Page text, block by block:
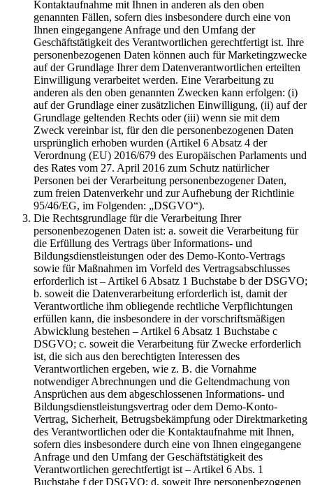
Kontaktaufnahme mit Ihnen in anderen als den oben
genannten Fällen, sofern dies insbesondere durch eine von
Ihnen eingegangene Anfrage und den Umfang der
Geschäftstätigkeit des Verantwortlichen gerechtfertigt ist. Ihre
personenbezogenen Daten können auch für Marketingzwecke
auf der Grundlage Ihrer dem Datenverantwortlichen erteilten
Einwilligung verarbeitet werden. Eine Verarbeitung zu
anderen als den oben genannten Zwecken kann erfolgen: (i)
auf der Grundlage einer zusätzlichen Einwilligung, (ii) auf der
Grundlage geltenden Rechts oder (iii) wenn sie mit dem
Zweck vereinbar ist, für den die personenbezogenen Daten
ursprünglich erhoben wurden (Artikel 6 Absatz 4 der
Verordnung (EU) 2016/679 des Europäischen Parlaments und
des Rates vom 27. April 2016 zum Schutz natürlicher
Personen bei der Verarbeitung personenbezogener Daten,
zum freien Datenverkehr und zur Aufhebung der Richtlinie
95/46/EG, im Folgenden: „DSGVO“).
Die Rechtsgrundlage für die Verarbeitung Ihrer
personenbezogenen Daten ist: a. soweit die Verarbeitung für
die Erfüllung des Vertrags über Informations- und
Bildungsdienstleistungen oder des Demo-Konto-Vertrags
sowie für Maßnahmen im Vorfeld des Vertragsabschlusses
erforderlich ist – Artikel 6 Absatz 1 Buchstabe b der DSGVO;
b. soweit die Datenverarbeitung erforderlich ist, damit der
Verantwortliche ihm obliegende rechtliche Verpflichtungen
erfüllen kann, die insbesondere in der vorschriftsmäßigen
Abwicklung bestehen – Artikel 6 Absatz 1 Buchstabe c
DSGVO; c. soweit die Verarbeitung für Zwecke erforderlich
ist, die sich aus den berechtigten Interessen des
Verantwortlichen ergeben, wie z. B. die Vornahme
notwendiger Abrechnungen und die Geltendmachung von
Ansprüchen aus dem abgeschlossenen Informations- und
Bildungsdienstleistungsvertrag oder dem Demo-Konto-
Vertrag, Sicherheit, Betrugsbekämpfung oder Direktmarketing
des Verantwortlichen oder die Kontaktaufnahme mit Ihnen,
sofern dies insbesondere durch eine von Ihnen eingegangene
Anfrage und den Umfang der Geschäftstätigkeit des
Verantwortlichen gerechtfertigt ist – Artikel 6 Abs. 1
Buchstabe f der DSGVO; d. soweit Ihre personenbezogenen